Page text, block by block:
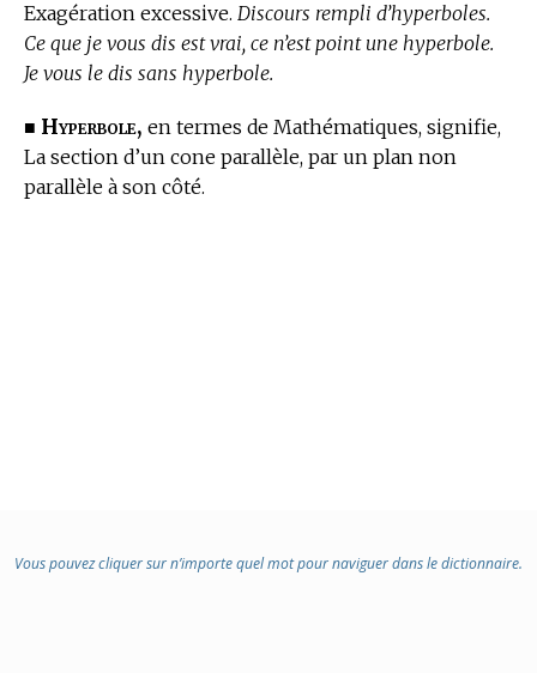
Exagération excessive. Discours rempli d’hyperboles.
Ce que je vous dis est vrai, ce n’est point une hyperbole.
Je vous le dis sans hyperbole.
■ Hyperbole, en termes de Mathématiques, signifie,
La section d’un cone parallèle, par un plan non
parallèle à son côté.
Vous pouvez cliquer sur n’importe quel mot pour naviguer dans le dictionnaire.